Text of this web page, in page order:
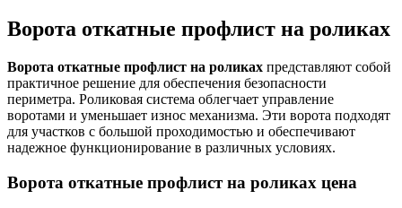
Ворота откатные профлист на роликах
Ворота откатные профлист на роликах представляют собой
практичное решение для обеспечения безопасности
периметра. Роликовая система облегчает управление
воротами и уменьшает износ механизма. Эти ворота подходят
для участков с большой проходимостью и обеспечивают
надежное функционирование в различных условиях.
Ворота откатные профлист на роликах цена